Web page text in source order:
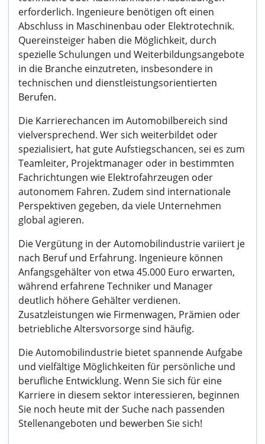
erforderlich. Ingenieure benötigen oft einen
Abschluss in Maschinenbau oder Elektrotechnik.
Quereinsteiger haben die Möglichkeit, durch
spezielle Schulungen und Weiterbildungsangebote
in die Branche einzutreten, insbesondere in
technischen und dienstleistungsorientierten
Berufen.
Die Karrierechancen im Automobilbereich sind
vielversprechend. Wer sich weiterbildet oder
spezialisiert, hat gute Aufstiegschancen, sei es zum
Teamleiter, Projektmanager oder in bestimmten
Fachrichtungen wie Elektrofahrzeugen oder
autonomem Fahren. Zudem sind internationale
Perspektiven gegeben, da viele Unternehmen
global agieren.
Die Vergütung in der Automobilindustrie variiert je
nach Beruf und Erfahrung. Ingenieure können
Anfangsgehälter von etwa 45.000 Euro erwarten,
während erfahrene Techniker und Manager
deutlich höhere Gehälter verdienen.
Zusatzleistungen wie Firmenwagen, Prämien oder
betriebliche Altersvorsorge sind häufig.
Die Automobilindustrie bietet spannende Aufgabe
und vielfältige Möglichkeiten für persönliche und
berufliche Entwicklung. Wenn Sie sich für eine
Karriere in diesem sektor interessieren, beginnen
Sie noch heute mit der Suche nach passenden
Stellenangeboten und bewerben Sie sich!